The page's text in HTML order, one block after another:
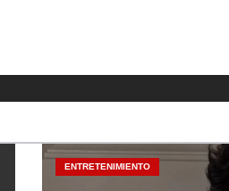
ENTRETENIMIENTO